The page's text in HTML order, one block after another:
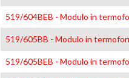
519/604BEB - Modulo in
519/605BB - Modulo in
519/605BEB - Modulo in